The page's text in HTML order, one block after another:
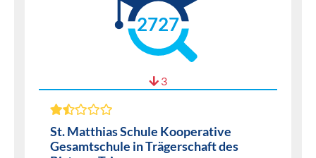
2727
3
St. Matthias Schule Kooperative
Gesamtschule in Trägerschaft des